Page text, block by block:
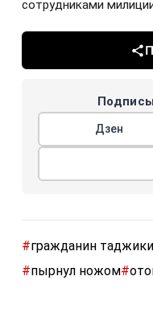
сотрудниками
Дзен
#гражданин
#пырнул ножом#